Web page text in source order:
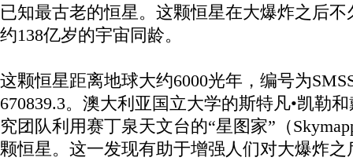
已知最古老的恒星。这颗恒星在大爆炸之后
约138亿岁的宇宙同龄。
这颗恒星距离地球大约6000光年，编号为
670839.3。澳大利亚国立大学的斯特凡•凯勒
究团队利用赛丁泉天文台的“星图家”（
颗恒星。这一发现有助于增强人们对大爆炸